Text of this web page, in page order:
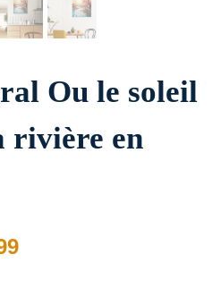
Ou le soleil
rivière en
Plage